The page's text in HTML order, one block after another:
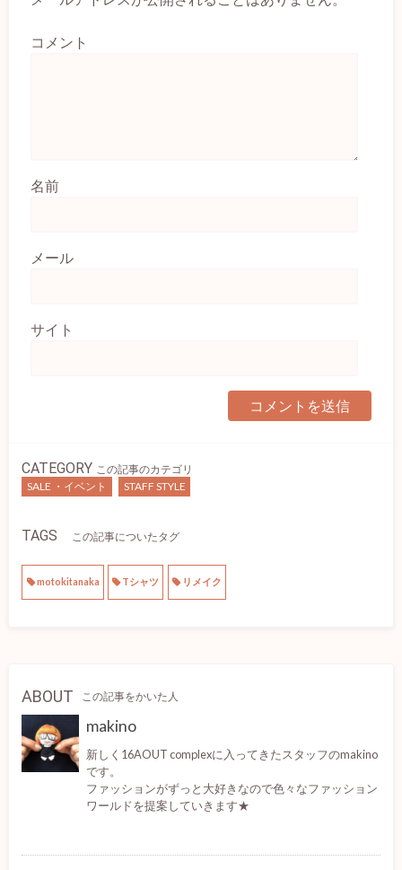
コメント
名前
メール
サイト
CATEGORY この記事のカテゴリ
SALE ・イベント
STAFF STYLE
TAGS この記事についたタグ
motokitanaka Tシャツ リメイク
ABOUT この記事をかいた人
makino
新しく16AOUT complexに入ってきたスタッフのmakino
です。
ファッションがずっと大好きなので色々なファッション
ワールドを提案していきます★